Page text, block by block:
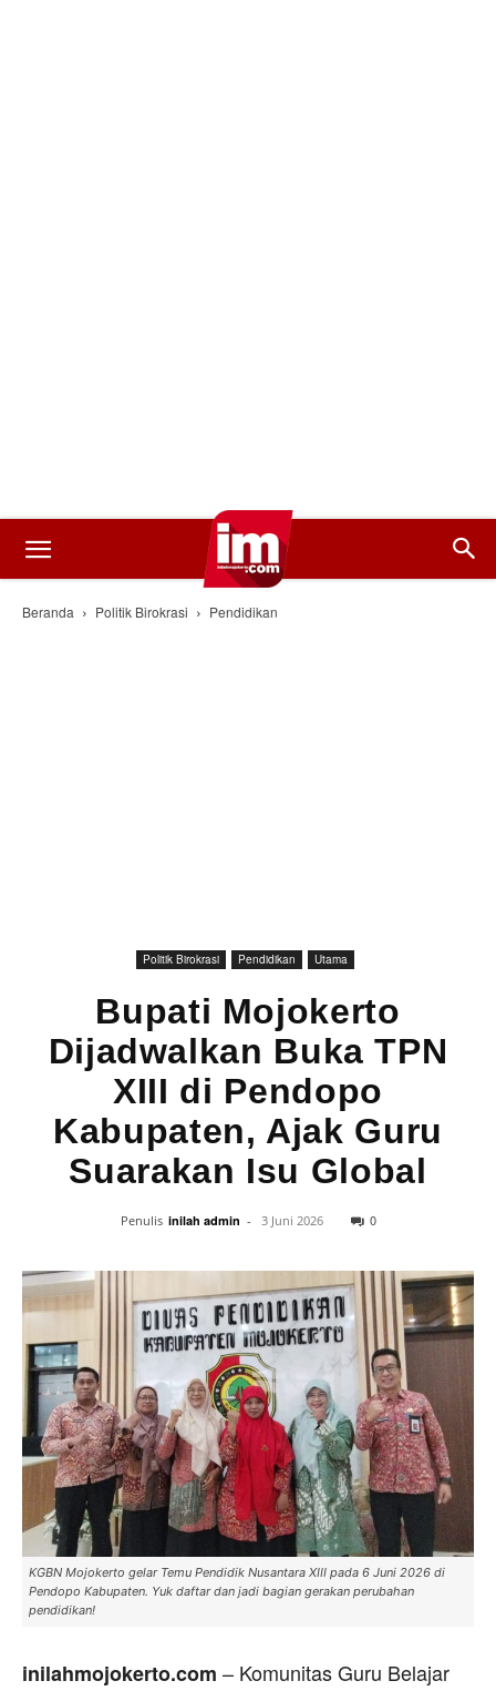
Beranda Politik Birokrasi Pendidikan
Politik Birokrasi Pendidikan Utama
Bupati Mojokerto
Dijadwalkan Buka TPN
XIII di Pendopo
Kabupaten, Ajak Guru
Suarakan Isu Global
Penulis inilah admin - 3 Juni 2026 0
KGBN Mojokerto gelar Temu Pendidik Nusantara XIII pada 6 Juni 2026 di
Pendopo Kabupaten. Yuk daftar dan jadi bagian gerakan perubahan
pendidikan!
inilahmojokerto.com – Komunitas Guru Belajar